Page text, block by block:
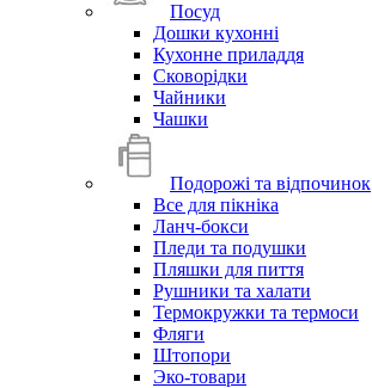
Посуд
Дошки кухонні
Кухонне приладдя
Сковорідки
Чайники
Чашки
Подорожі та відпочинок
Все для пікніка
Ланч-бокси
Пледи та подушки
Пляшки для пиття
Рушники та халати
Термокружки та термоси
Фляги
Штопори
Эко-товари